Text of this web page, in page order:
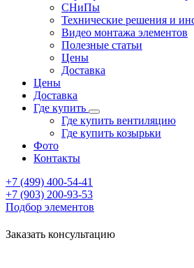
СНиПы
Технические решения и
Видео монтажа элементов
Полезные статьи
Цены
Доставка
Цены
Доставка
Где купить
Где купить вентиляцию
Где купить козырьки
Фото
Контакты
+7 (499) 400-54-41
+7 (903) 200-93-53
Подбор элементов
Заказать консультацию